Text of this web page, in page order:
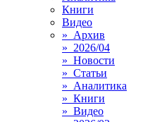
Книги
Видео
» Архив
» 2026/04
» Новости
» Статьи
» Аналитика
» Книги
» Видео